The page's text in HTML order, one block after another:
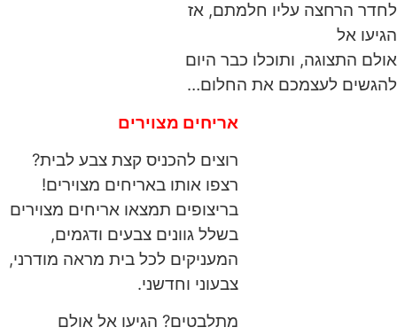
לחדר הרחצה עליו חלמתם, אז
הגיעו אל
אולם התצוגה, ותוכלו כבר היום
להגשים לעצמכם את החלום…
אריחים מצוירים
רוצים להכניס קצת צבע לבית?
רצפו אותו באריחים מצוירים!
בריצופים תמצאו אריחים מצוירים
בשלל גוונים צבעים ודגמים,
המעניקים לכל בית מראה מודרני,
צבעוני וחדשני.
מתלבטים? הגיעו אל אולם